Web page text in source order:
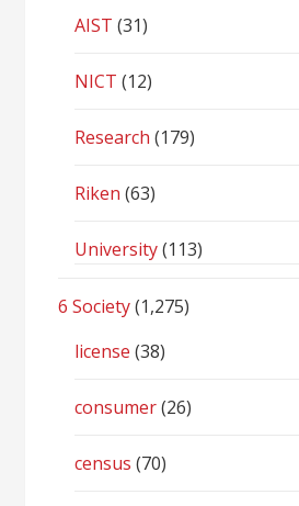
AIST (31)
NICT (12)
Research (179)
Riken (63)
University(113)
6 Society(1,275)
license (38)
consumer(26)
census (70)